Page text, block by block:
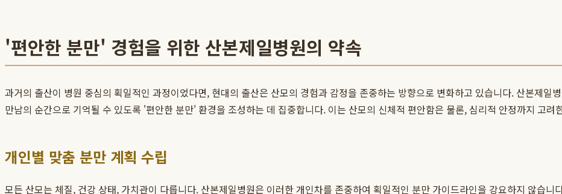
'편안한 분만' 경험을 위한 산본제일병원의 약속
과거의 출산이 병원 중심의 획일적인 과정이었다면, 현대의 출산은 산모의 경험과 감정을 존중하는 방향으로 변화하고 있습니다. 산본제일
만남의 순간으로 기억될 수 있도록 '편안한 분만' 환경을 조성하는 데 집중합니다. 이는 산모의 신체적 편안함은 물론, 심리적 안정까지 고려
개인별 맞춤 분만 계획 수립
모든 산모는 체질, 건강 상태, 가치관이 다릅니다. 산본제일병원은 이러한 개인차를 존중하여 획일적인 분만 가이드라인을 강요하지 않습